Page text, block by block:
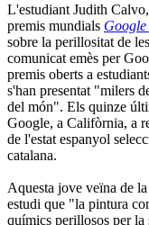
L'estudiant Judith
premis mundials
sobre la perillositat de
comunicat emès per
premis oberts a
s'han presentat "milers
del món". Els quinze
Google, a Califòrnia, a
de l'estat espanyol
catalana.
Aquesta jove veïna de
estudi que "la pintura
químics perillosos per la